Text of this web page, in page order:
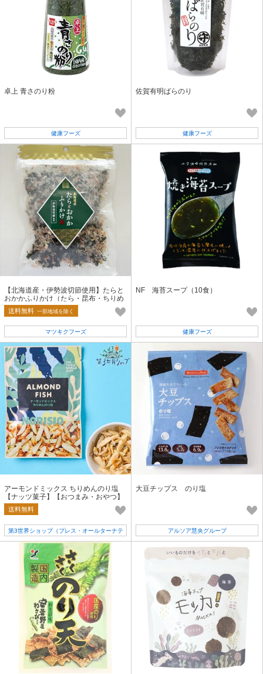
卓上 青さのり粉
健康フーズ
佐賀有明ばらのり
健康フーズ
【北海道産・伊勢波切節使用】たらと
おかかふりかけ（たら・昆布・ちりめ
ん入り）ごはん
送料無料 一部地域を除く
マツキクフーズ
NF 海苔スープ（10食）
健康フーズ
アーモンドミックス ちりめんのり塩
【ナッツ菓子】【おつまみ・おやつ】
【小魚アーモンド】
送料無料
第3世界ショップ（プレス・オールターナテ
ィブ）
大豆チップス のり塩
アルソア慧央グループ